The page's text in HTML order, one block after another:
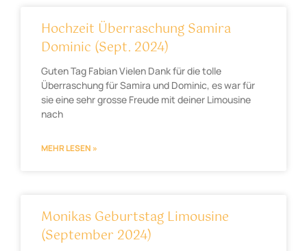
Hochzeit Überraschung Samira
Dominic (Sept. 2024)
Guten Tag Fabian Vielen Dank für die tolle
Überraschung für Samira und Dominic, es war für
sie eine sehr grosse Freude mit deiner Limousine
nach
MEHR LESEN »
Monikas Geburtstag Limousine
(September 2024)